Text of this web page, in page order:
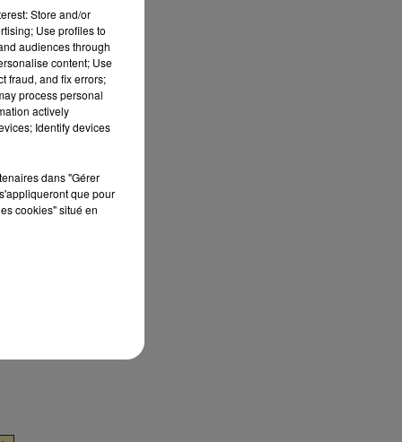
Store and/or
Use profiles to
audiences through
content; Use
fraud, and fix errors;
process personal
actively
Identify devices
dans "Gérer
que pour
cookies" situé en